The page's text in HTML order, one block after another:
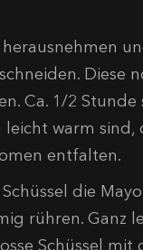
Diese
Ca. 1/2 Stunde
warm sind,
entfalten.
die
rühren. Ganz
Schüssel